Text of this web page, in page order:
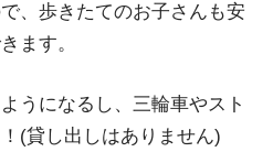
、歩きたてのお子さんも安
ます。
うになるし、三輪車やスト
(貸し出しはありません)